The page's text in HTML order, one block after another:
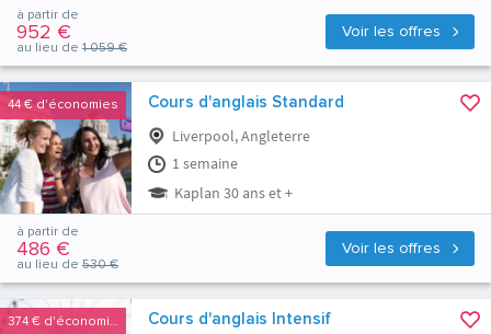
Voir les offres
à partir de
952 €
au lieu de 1 059 €
44 € d'économies Cours d'anglais Standard
Liverpool, Angleterre
1 semaine
Kaplan 30 ans et +
Voir les offres
à partir de
486 €
au lieu de 530 €
374 € d'économies Cours d'anglais Intensif